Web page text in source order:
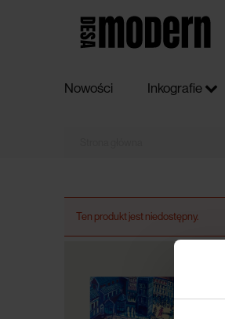
Nowości Inkografie
Ten produkt jest niedostępny.